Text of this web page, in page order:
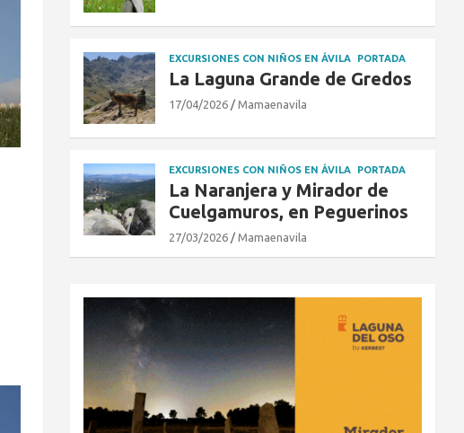
EXCURSIONES CON NIÑOS EN ÁVILA PORTADA
La Laguna Grande de Gredos
17/04/2026 Mamaenavila
EXCURSIONES CON NIÑOS EN ÁVILA PORTADA
La Naranjera y Mirador de
Cuelgamuros, en Peguerinos
27/03/2026 Mamaenavila